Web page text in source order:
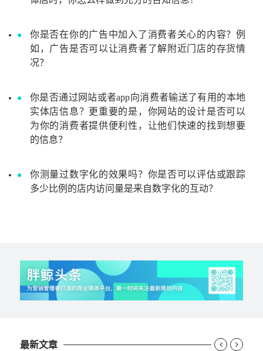
你是否在你的广告中加入了消费者关心的内容？例
如，广告是否可以让消费者了解附近门店的存货情
况？
你是否通过网站或者app向消费者输送了有用的本地
实体店信息？更重要的是，你网站的设计是否可以
为你的消费者提供便利性，让他们快速的找到想要
的信息？
你测量过数字化的效果吗？你是否可以评估或跟踪
多少比例的店内访问量是来自数字化的互动？
最新文章  